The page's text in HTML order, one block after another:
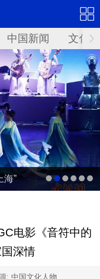
中国新闻 文化
海”
电影《音符中的
深情
: 中国文化人物